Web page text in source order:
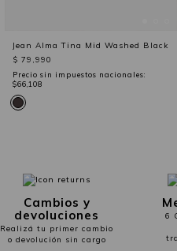
Jean Alma Tina Mid Washed Black
$ 79,990
Precio sin impuestos nacionales:
$66,108
Cambios y
devoluciones
Realizá tu primer cambio
o devolución sin cargo
6